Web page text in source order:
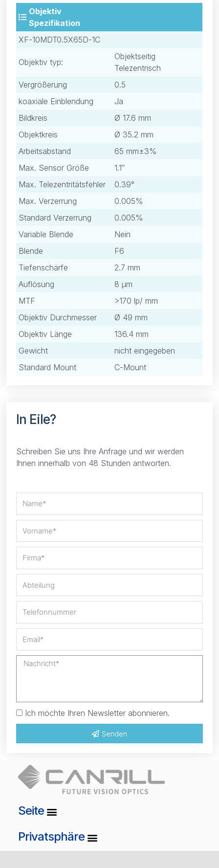
Objektiv
Spezifikation
XF-10MDT0.5X65D-1C
Objektiv typ:
Objektseitig
Telezentrisch
Vergrößerung
0.5
koaxiale Einblendung
Ja
Bildkreis
Ø 17.6 mm
Objektkreis
Ø 35.2 mm
Arbeitsabstand
65 mm±3%
Max. Sensor Größe
1.1″
Max. Telezentritätsfehler
0.39°
Max. Verzerrung
0.005%
Standard Verzerrung
0.005%
Variable Blende
Nein
Blende
F6
Tiefenschärfe
2.7 mm
Auflösung
8 μm
MTF
>170 lp/ mm
Objektiv Durchmesser
Ø 49 mm
Objektiv Länge
136.4 mm
Gewicht
nicht eingegeben
Standard Mount
C-Mount
In Eile?
Schreiben Sie uns Ihre Anfrage und wir werden
Ihnen innerhalb von 48 Stunden antworten.
Ich möchte Ihren Newsletter abonnieren.
Senden
Seite
Privatsphäre